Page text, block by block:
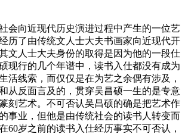
会向近现代历史演进过程中产生的一位艺
历了由传统文人士大夫书画家向近现代开
文人士大夫身份的取得是因为他的一段仕
现行的几个年谱中，读书入仕都没有成为
活线索，而仅仅是在为艺之余偶有涉及，
从反面言及的，贯穿吴昌硕一生的是专意
刻艺术。不可否认吴昌硕的确是把艺术作
事业，但他是由传统社会的读书人转变而
60岁之前的读书入仕经历事实不可否认，